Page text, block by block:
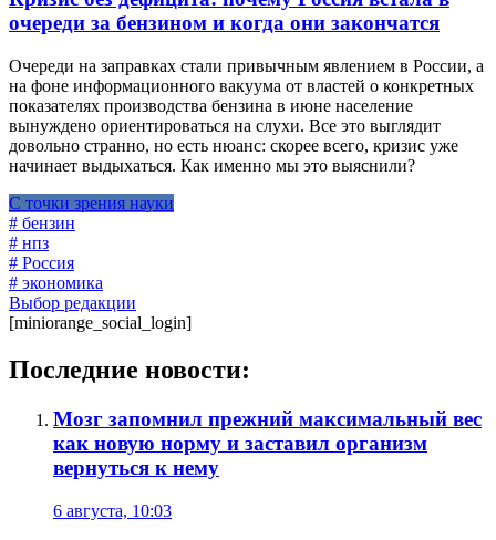
очереди за бензином и когда они закончатся
Очереди на заправках стали привычным явлением в России, а
на фоне информационного вакуума от властей о конкретных
показателях производства бензина в июне население
вынуждено ориентироваться на слухи. Все это выглядит
довольно странно, но есть нюанс: скорее всего, кризис уже
начинает выдыхаться. Как именно мы это выяснили?
С точки зрения науки
# бензин
# нпз
# Россия
# экономика
Выбор редакции
[miniorange_social_login]
Последние новости:
Мозг запомнил прежний максимальный вес
как новую норму и заставил организм
вернуться к нему
6 августа, 10:03